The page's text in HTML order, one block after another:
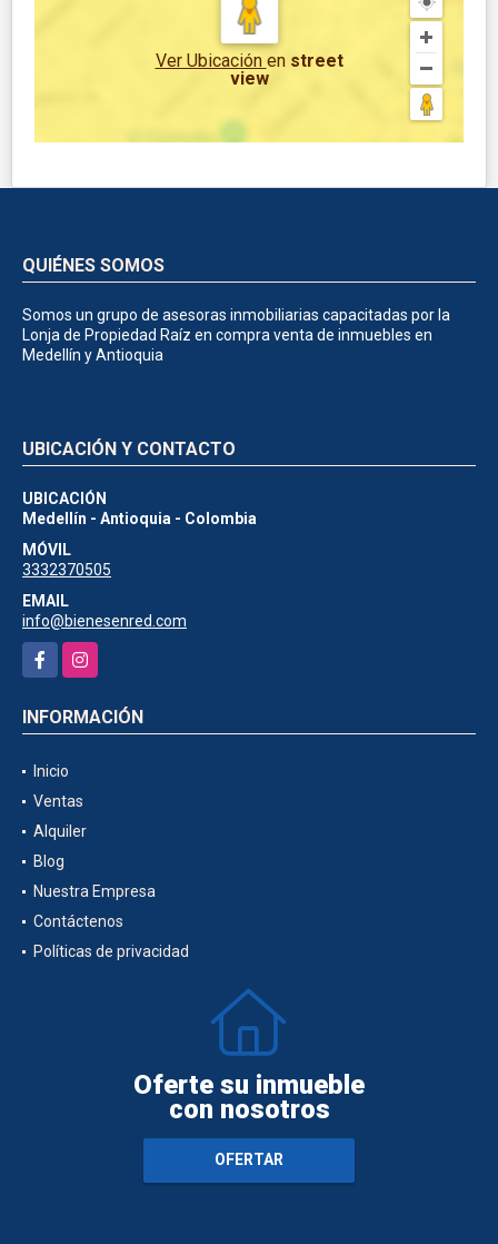
Ver Ubicación en street
view
QUIÉNES SOMOS
Somos un grupo de asesoras inmobiliarias capacitadas por la
Lonja de Propiedad Raíz en compra venta de inmuebles en
Medellín y Antioquia
UBICACIÓN Y CONTACTO
UBICACIÓN
Medellín - Antioquia - Colombia
MÓVIL
3332370505
EMAIL
info@bienesenred.com
FacebookInstagram
INFORMACIÓN
Inicio
Ventas
Alquiler
Blog
Nuestra Empresa
Contáctenos
Políticas de privacidad
Oferte su inmueble
con nosotros
OFERTAR